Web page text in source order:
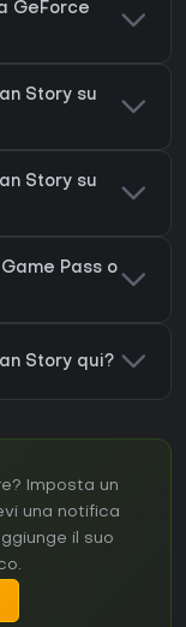
GeForce
Story su
Story su
Pass o
Story qui?
Imposta un
una notifica
il suo